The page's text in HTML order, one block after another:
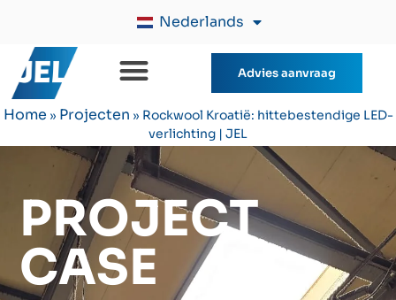
Nederlands
Advies aanvraag
Home » Projecten » Rockwool Kroatië: hittebestendige LED-
verlichting | JEL
PROJECT
CASE